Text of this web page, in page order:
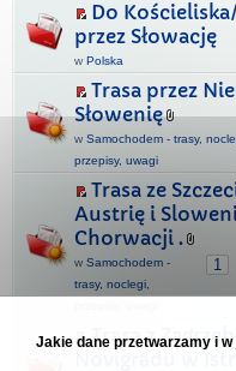
Do
przez Słowację
w Polska
Trasa przez
Słowenię
w Samochodem - trasy,
przepisy, uwagi
Trasa ze
Austrię i
Chorwacji .
1
w Samochodem -
trasy, noclegi,
Trasa z
Jakie dane przetwarzamy i